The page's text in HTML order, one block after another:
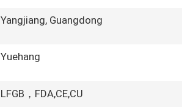
Yangjiang, Guangdong
Yuehang
LFGB，FDA,CE,CU